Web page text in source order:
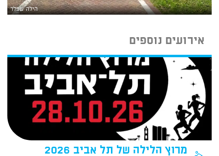
הילה שפלר
אירועים נוספים
מרוץ הלילה של תל אביב 2026